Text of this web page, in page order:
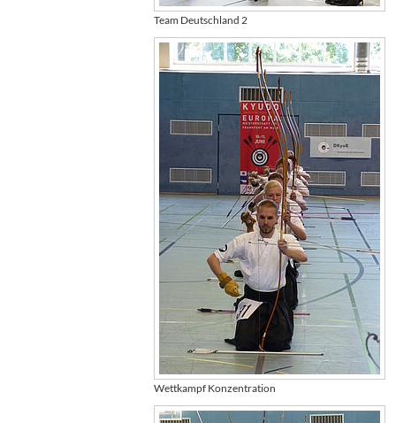
Team Deutschland 2
Wettkampf Konzentration